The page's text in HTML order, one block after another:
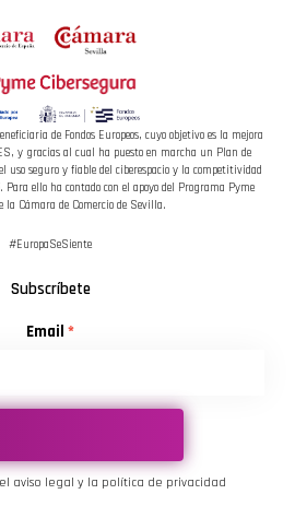
de Fondos Europeos, cuyo objetivo es la mejora
y gracias al cual ha puesto en marcha un Plan de
uso seguro y fiable del ciberespacio y la competitividad
Para ello ha contado con el apoyo del Programa Pyme
la Cámara de Comercio de Sevilla.
#EuropaSeSiente
Subscríbete
Email
aviso legal y la política de privacidad